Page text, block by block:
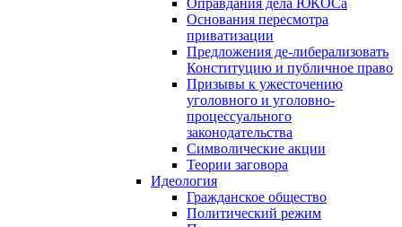
Оправдания дела ЮКОСа
Основания пересмотра
приватизации
Предложения де-либерализовать
Конституцию и публичное право
Призывы к ужесточению
уголовного и уголовно-
процессуального
законодательства
Символические акции
Теории заговора
Идеология
Гражданское общество
Политический режим